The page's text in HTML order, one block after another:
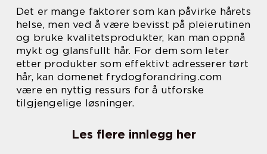
Det er mange faktorer som kan påvirke hårets
helse, men ved å være bevisst på pleierutinen
og bruke kvalitetsprodukter, kan man oppnå
mykt og glansfullt hår. For dem som leter
etter produkter som effektivt adresserer tørt
hår, kan domenet frydogforandring.com
være en nyttig ressurs for å utforske
tilgjengelige løsninger.
Les flere innlegg her